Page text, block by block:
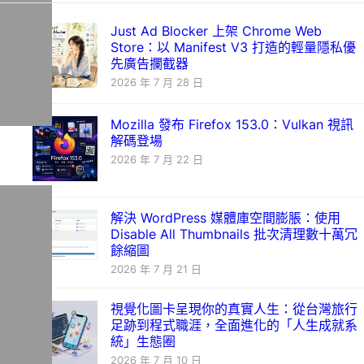
Just Ad Blocker 上架 Chrome Web
Store：以 Manifest V3 打造的輕量隱私優
先廣告攔截器
2026 年 7 月 28 日
Mozilla 發布 Firefox 153.0：Vulkan 視訊
解碼登場
2026 年 7 月 22 日
解決 WordPress 媒體庫空間膨脹：使用
Disable All Thumbnails 批次清理數十萬冗
餘縮圖
2026 年 7 月 21 日
視覺化圖卡呈現你的真實人生：從台灣旅行
足跡到程式職涯，全面進化的「人生成就系
統」生態圈
2026 年 7 月 10 日